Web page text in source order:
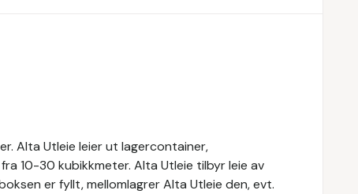
Alta Utleie leier ut lagercontainer,
10-30 kubikkmeter. Alta Utleie tilbyr leie av
er fyllt, mellomlagrer Alta Utleie den, evt.